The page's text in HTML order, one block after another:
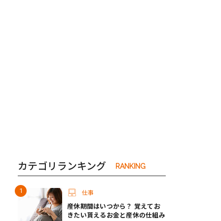
カテゴリランキング RANKING
仕事
産休期間はいつから？ 覚えてお
きたい貰えるお金と産休の仕組み